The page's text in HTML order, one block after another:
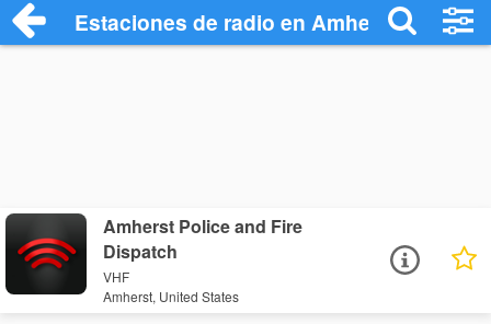
Estaciones de radio en Amherst -
Amherst Police and Fire
Dispatch
VHF
Amherst, United States